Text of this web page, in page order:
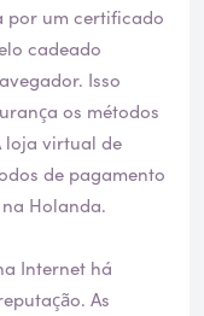
por um certificado
Isso
os métodos
de pagamento
Holanda.
Internet há
As